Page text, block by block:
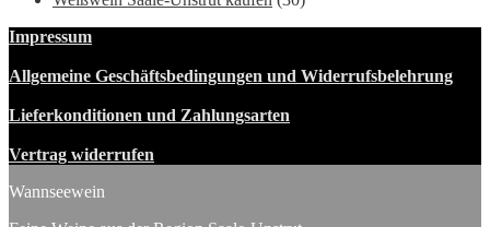
Impressum
Allgemeine Geschäftsbedingungen und Widerrufsbelehrung
Lieferkonditionen und Zahlungsarten
Vertrag widerrufen
Wannseewein